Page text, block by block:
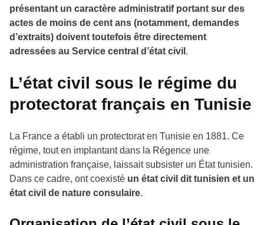
présentant un caractère administratif portant sur des
actes de moins de cent ans (notamment, demandes
d’extraits) doivent toutefois être directement
adressées au Service central d’état civil .
L’état civil sous le régime du
protectorat français en Tunisie
La France a établi un protectorat en Tunisie en 1881. Ce
régime, tout en implantant dans la Régence une
administration française, laissait subsister un État tunisien.
Dans ce cadre, ont coexisté un état civil dit tunisien et un
état civil de nature consulaire.